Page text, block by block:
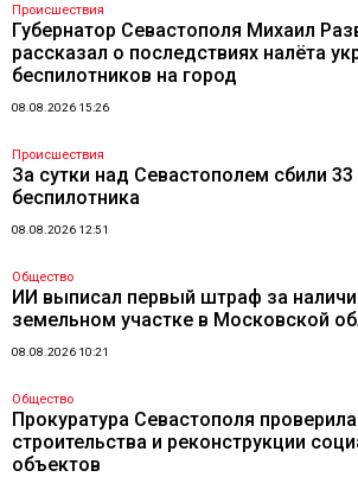
Происшествия
Губернатор Севастополя Михаил
рассказал о последствиях налёта
беспилотников на город
08.08.2026 15:26
Происшествия
За сутки над Севастополем сбили 33
беспилотника
08.08.2026 12:51
Общество
ИИ выписал первый штраф за
земельном участке в Московской
08.08.2026 10:21
Общество
Прокуратура Севастополя
строительства и реконструкции
объектов